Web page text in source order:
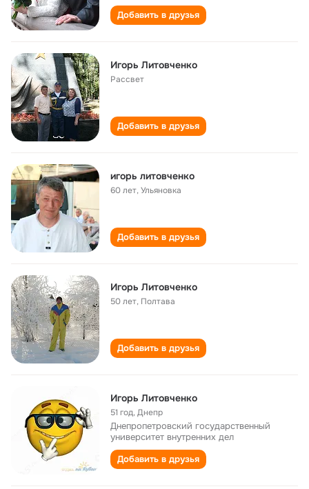
Добавить в друзья
Игорь Литовченко
Рассвет
Добавить в друзья
игорь литовченко
60 лет,Ульяновка
Добавить в друзья
Игорь Литовченко
50 лет, Полтава
Добавить в друзья
Игорь Литовченко
51 год,Днепр
Днепропетровский государственный
университет внутренних дел
Добавить в друзья